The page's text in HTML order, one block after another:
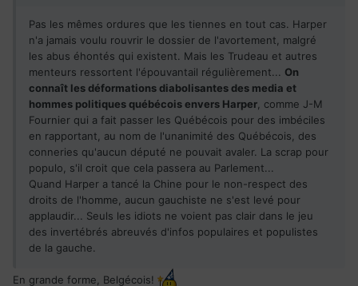
Pas les mêmes ordures que les tiennes en tout cas. Harper
n'a jamais voulu rouvrir le dossier de l'avortement, malgré
les abus éhontés qui existent. Mais les Trudeau et autres
menteurs ressortent l'épouvantail régulièrement... On
connaît les déformations diabolisantes des media et
hommes politiques québécois envers Harper , comme J-M
Fournier qui a fait passer les Québécois pour des imbéciles
en rapportant, au nom de l'unanimité des Québécois, des
conneries qu'aucun député ne pouvait avaler. La scrap pour
populo, s'il croit que cela passera au Parlement...
Quand Harper a tancé la Chine pour le non-respect des
droits de l'homme, aucun gauchiste ne s'est levé pour
applaudir... Seuls les idiots ne voient pas clair dans le jeu
des invertébrés abreuvés d'infos populaires et populistes
de la gauche.
En grande forme, Belgécois!